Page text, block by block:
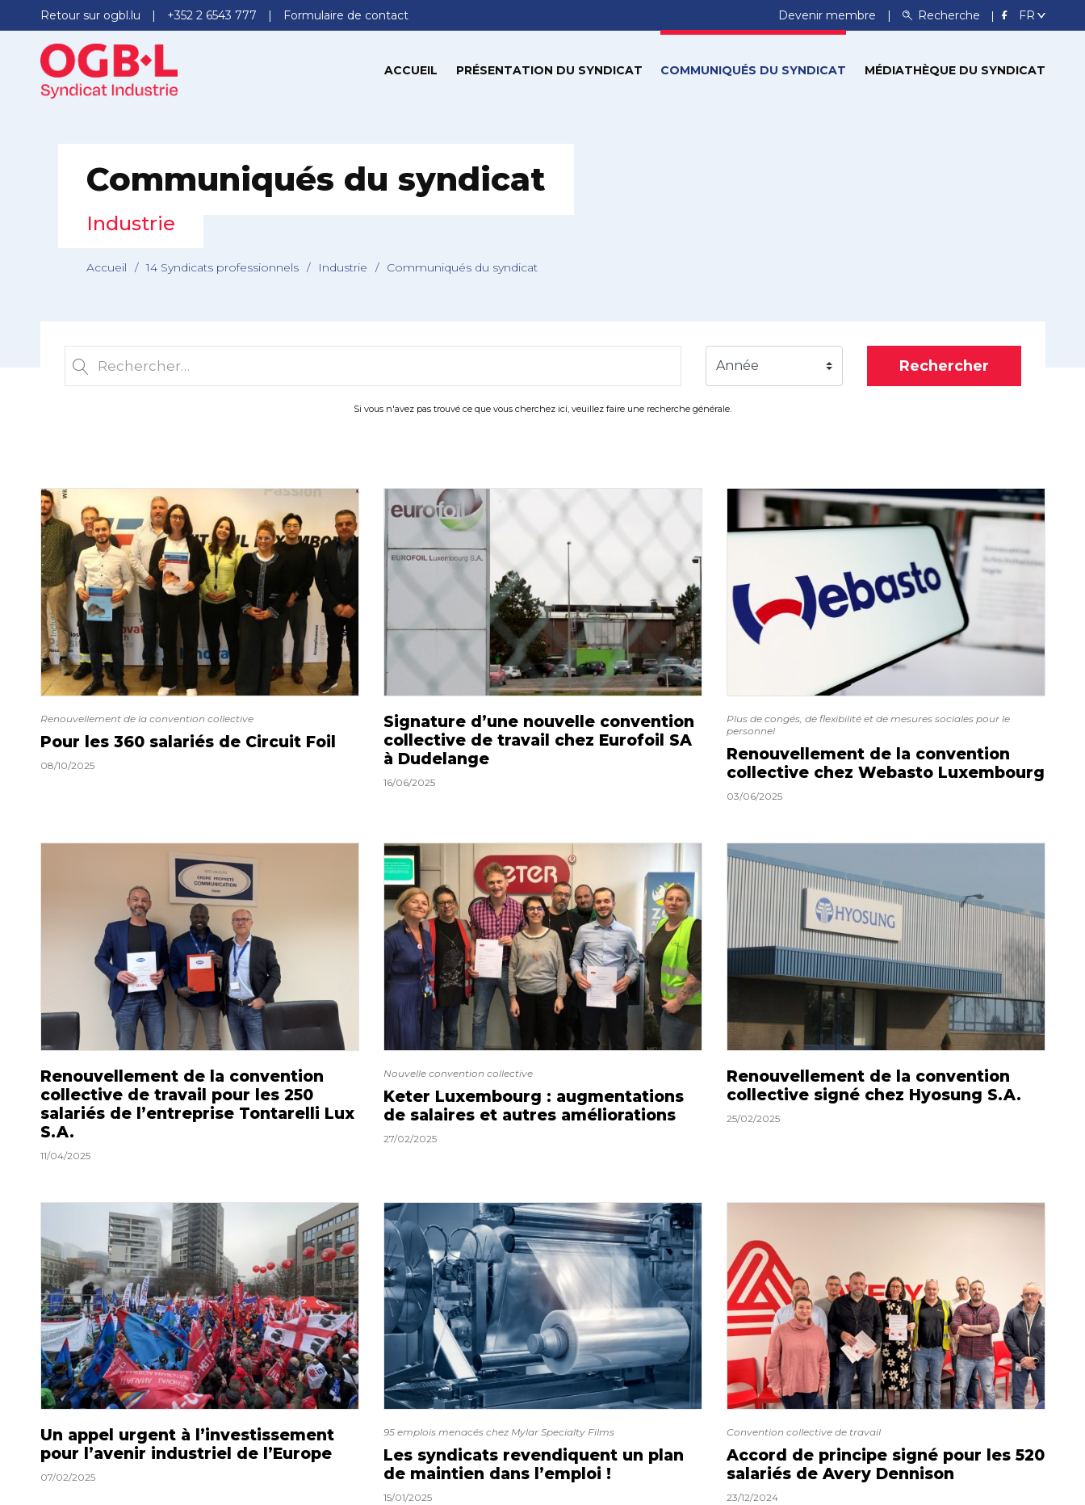
Retour sur ogbl.lu +352 2 6543 777 Formulaire de contact Devenir membre Recherche
ACCUEIL PRÉSENTATION DU SYNDICAT COMMUNIQUÉS DU SYNDICAT MÉDIATHÈQUE DU SYNDICAT
Communiqués du syndicat
Industrie
Accueil / 14 Syndicats professionnels / Industrie / Communiqués du syndicat
Année Rechercher
Si vous n'avez pas trouvé ce que vous cherchez ici, veuillez faire une recherche générale.
Renouvellement de la convention collective
Pour les 360 salariés de Circuit Foil
08/10/2025
Signature d’une nouvelle convention
collective de travail chez Eurofoil SA
à Dudelange
16/06/2025
Plus de congés, de flexibilité et de mesures sociales pour le
personnel
Renouvellement de la convention
collective chez Webasto Luxembourg
03/06/2025
Renouvellement de la convention
collective de travail pour les 250
salariés de l’entreprise Tontarelli Lux
S.A.
11/04/2025
Nouvelle convention collective
Keter Luxembourg : augmentations
de salaires et autres améliorations
27/02/2025
Renouvellement de la convention
collective signé chez Hyosung S.A.
25/02/2025
Un appel urgent à l’investissement
pour l’avenir industriel de l’Europe
07/02/2025
95 emplois menacés chez Mylar Specialty Films
Les syndicats revendiquent un plan
de maintien dans l’emploi !
15/01/2025
Convention collective de travail
Accord de principe signé pour les 520
salariés de Avery Dennison
23/12/2024